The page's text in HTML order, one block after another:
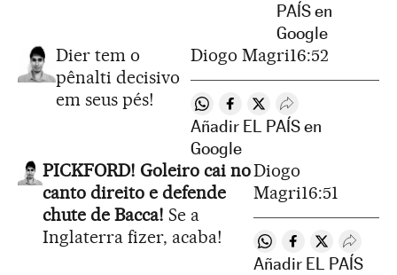
PAÍS en
Google
Dier tem o
pênalti decisivo
em seus pés!
Diogo Magri16:52
Compartir en Whatsapp
Compartir en Facebook
Compartir en Twitter
Desplegar Redes
Añadir EL PAÍS en
Google
PICKFORD! Goleiro cai no
canto direito e defende
chute de Bacca! Se a
Inglaterra fizer, acaba!
Diogo
Magri16:51
Compartir en
Compartir en
Compartir
Añadir EL PAÍS